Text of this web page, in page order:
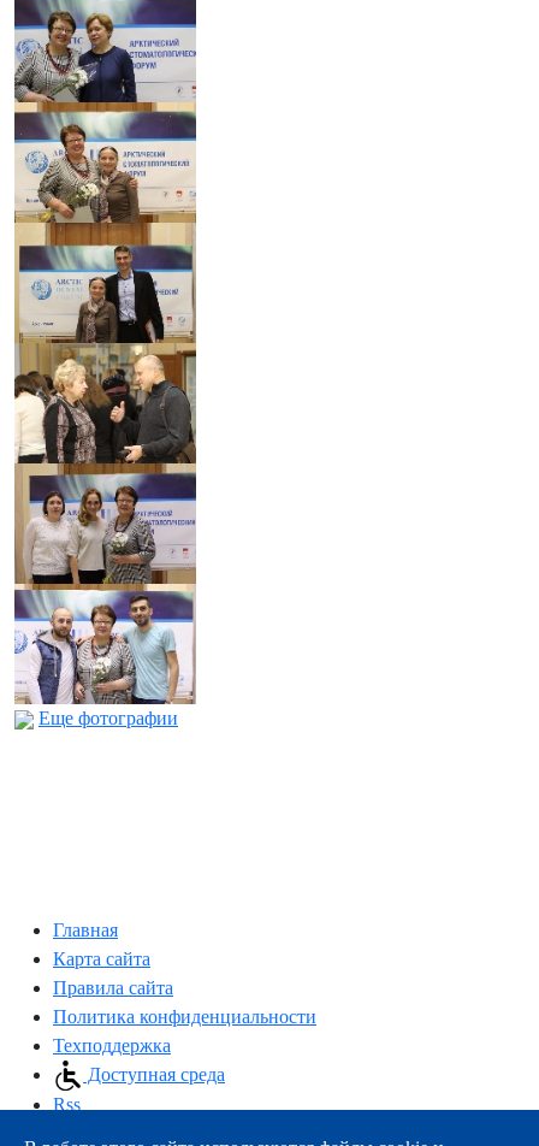
Еще фотографии
Главная
Карта сайта
Правила сайта
Политика конфиденциальности
Техподдержка
Доступная среда
Rss